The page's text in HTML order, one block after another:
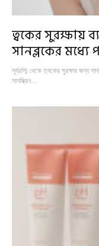
ত্বকের সুরক্ষায়
সানব্লকের মধ্যে
সূর্যরশ্মি থেকে ত্বকের সুরক্ষার জন্য
সানস্ক্রিন…